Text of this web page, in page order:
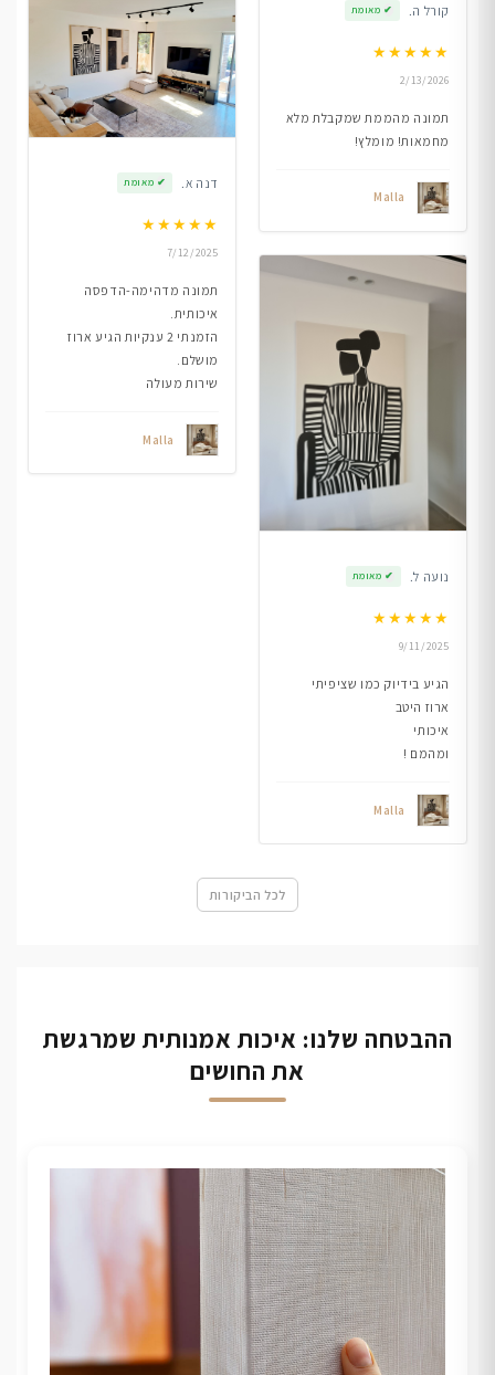
קורל ה. ✔ מאומת
★★★★★
2/13/2026
תמונה מהממת שמקבלת מלא
מחמאות! מומלץ!
Malla
נועה ל. ✔ מאומת
★★★★★
9/11/2025
הגיע בידיוק כמו שציפיתי
ארוז היטב
איכותי
ומהמם !
Malla
דנה א. ✔ מאומת
★★★★★
7/12/2025
תמונה מדהימה-הדפסה
איכותית.
הזמנתי 2 ענקיות הגיע ארוז
מושלם.
שירות מעולה
Malla
לכל הביקורות
ההבטחה שלנו: איכות אמנותית שמרגשת
את החושים